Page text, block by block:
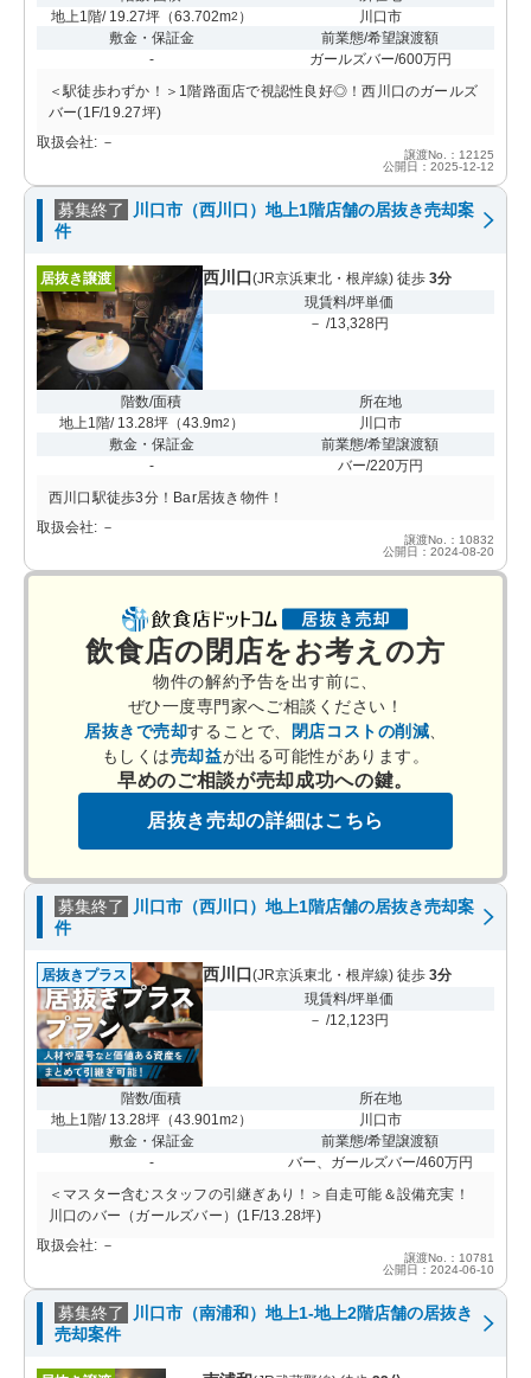
地上1階/ 19.27坪（63.702m2 ）
川口市
敷金・保証金
-
前業態/希望譲渡額
ガールズバー/600万円
＜駅徒歩わずか！＞1階路面店で視認性良好◎！西川口のガールズ
バー(1F/19.27坪)
取扱会社: －
譲渡No.：12125
公開日：2025-12-12
募集終了
川口市（西川口）地上1階店舗の居抜き売却案
件
居抜き譲渡 西川口(JR京浜東北・根岸線) 徒歩 3分
現賃料/坪単価
－ /13,328円
階数/面積
地上1階/ 13.28坪（43.9m2 ）
所在地
川口市
敷金・保証金
-
前業態/希望譲渡額
バー/220万円
西川口駅徒歩3分！Bar居抜き物件！
取扱会社: －
譲渡No.：10832
公開日：2024-08-20
飲食店の閉店をお考えの方
物件の解約予告を出す前に、
ぜひ一度専門家へご相談ください！
居抜きで売却することで、 閉店コストの削減
もしくは売却益が出る可能性があります。
早めのご相談が売却成功への鍵。
居抜き売却の詳細はこちら
募集終了
川口市（西川口）地上1階店舗の居抜き売却案
件
居抜きプラス 西川口(JR京浜東北・根岸線) 徒歩 3分
現賃料/坪単価
－ /12,123円
階数/面積
地上1階/ 13.28坪（43.901m2 ）
所在地
川口市
敷金・保証金
-
前業態/希望譲渡額
バー、ガールズバー/460万円
＜マスター含むスタッフの引継ぎあり！＞自走可能＆設備充実！
川口のバー（ガールズバー）(1F/13.28坪)
取扱会社: －
譲渡No.：10781
公開日：2024-06-10
募集終了
川口市（南浦和）地上1-地上2階店舗の居抜き
売却案件